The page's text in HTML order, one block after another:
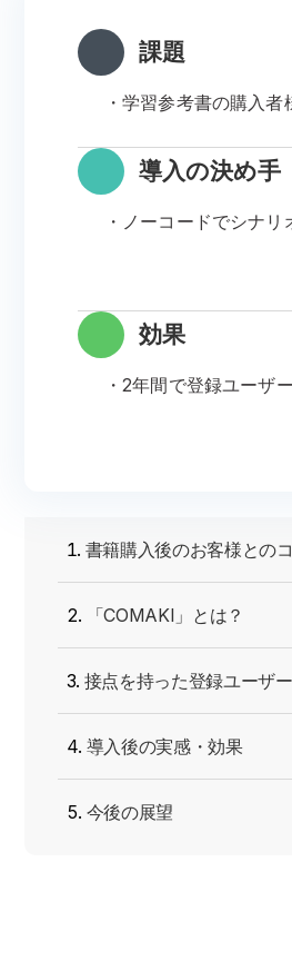
課題
・学習参考書の購入
導入の決め手
・ノーコードでシナ
効果
・2年間で登録ユーザ
書籍購入後のお客様との
「COMAKI」とは？
接点を持った登録ユーザ
導入後の実感・効果
今後の展望